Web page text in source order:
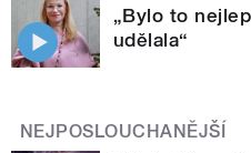
„Bylo to
udělala“
NEJPOSLOUCHANĚJŠÍ